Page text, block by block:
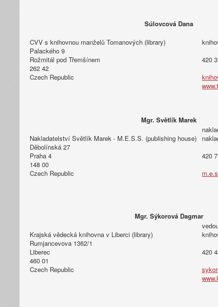
Súlovcová Dana
CVV s knihovnou manželů Tomanových (library)
Palackého 9
Rožmitál pod Třemšínem
262 42
Czech Republic
420
Mgr. Světlík Marek
Nakladatelství Světlík Marek - M.E.S.S. (publishing house)
Děbolínská 27
Praha 4
148 00
Czech Republic
420
Mgr. Sýkorová Dagmar
Krajská vědecká knihovna v Liberci (library)
Rumjancevova 1362/1
Liberec
460 01
Czech Republic
420